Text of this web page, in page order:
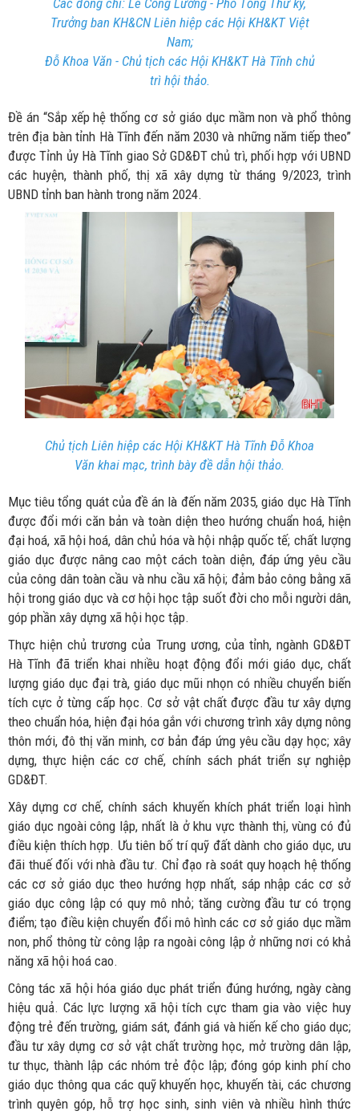
Trưởng ban KH&CN Liên hiệp các Hội KH&KT Việt
Nam;
Đỗ Khoa Văn - Chủ tịch các Hội KH&KT Hà Tĩnh chủ
trì hội thảo.
Đề án “Sắp xếp hệ thống cơ sở giáo dục mầm non và phổ thông
trên địa bàn tỉnh Hà Tĩnh đến năm 2030 và những năm tiếp theo”
được Tỉnh ủy Hà Tĩnh giao Sở GD&ĐT chủ trì, phối hợp với UBND
các huyện, thành phố, thị xã xây dựng từ tháng 9/2023, trình
UBND tỉnh ban hành trong năm 2024.
Chủ tịch Liên hiệp các Hội KH&KT Hà Tĩnh Đỗ Khoa
Văn khai mạc, trình bày đề dẫn hội thảo.
Mục tiêu tổng quát của đề án là đến năm 2035, giáo dục Hà Tĩnh
được đổi mới căn bản và toàn diện theo hướng chuẩn hoá, hiện
đại hoá, xã hội hoá, dân chủ hóa và hội nhập quốc tế; chất lượng
giáo dục được nâng cao một cách toàn diện, đáp ứng yêu cầu
của công dân toàn cầu và nhu cầu xã hội; đảm bảo công bằng xã
hội trong giáo dục và cơ hội học tập suốt đời cho mỗi người dân,
góp phần xây dựng xã hội học tập.
Thực hiện chủ trương của Trung ương, của tỉnh, ngành GD&ĐT
Hà Tĩnh đã triển khai nhiều hoạt động đổi mới giáo dục, chất
lượng giáo dục đại trà, giáo dục mũi nhọn có nhiều chuyển biến
tích cực ở từng cấp học. Cơ sở vật chất được đầu tư xây dựng
theo chuẩn hóa, hiện đại hóa gắn với chương trình xây dựng nông
thôn mới, đô thị văn minh, cơ bản đáp ứng yêu cầu dạy học; xây
dựng, thực hiện các cơ chế, chính sách phát triển sự nghiệp
GD&ĐT.
Xây dựng cơ chế, chính sách khuyến khích phát triển loại hình
giáo dục ngoài công lập, nhất là ở khu vực thành thị, vùng có đủ
điều kiện thích hợp. Ưu tiên bố trí quỹ đất dành cho giáo dục, ưu
đãi thuế đối với nhà đầu tư. Chỉ đạo rà soát quy hoạch hệ thống
các cơ sở giáo dục theo hướng hợp nhất, sáp nhập các cơ sở
giáo dục công lập có quy mô nhỏ; tăng cường đầu tư có trọng
điểm; tạo điều kiện chuyển đổi mô hình các cơ sở giáo dục mầm
non, phổ thông từ công lập ra ngoài công lập ở những nơi có khả
năng xã hội hoá cao.
Công tác xã hội hóa giáo dục phát triển đúng hướng, ngày càng
hiệu quả. Các lực lượng xã hội tích cực tham gia vào việc huy
động trẻ đến trường, giám sát, đánh giá và hiến kế cho giáo dục;
đầu tư xây dựng cơ sở vật chất trường học, mở trường dân lập,
tư thục, thành lập các nhóm trẻ độc lập; đóng góp kinh phí cho
giáo dục thông qua các quỹ khuyến học, khuyến tài, các chương
trình quyên góp, hỗ trợ học sinh, sinh viên và nhiều hình thức